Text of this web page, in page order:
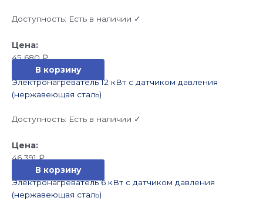
Доступность: Есть в наличии ✓
45 680₽
В корзину
Электронагреватель 12 кВт с датчиком давления
(нержавеющая сталь)
Доступность: Есть в наличии ✓
46 391₽
В корзину
Электронагреватель 6 кВт с датчиком давления
(нержавеющая сталь)